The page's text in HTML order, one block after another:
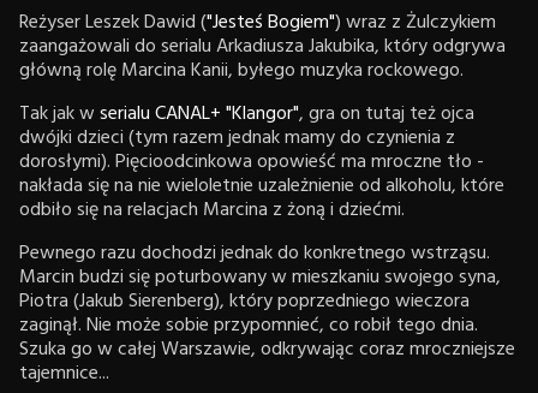
Reżyser Leszek Dawid ("Jesteś Bogiem") wraz z Żulczykiem
zaangażowali do serialu Arkadiusza Jakubika, który odgrywa
główną rolę Marcina Kanii, byłego muzyka rockowego.
Tak jak wserialu CANAL+ "Klangor", gra on tutaj też ojca
dwójki dzieci (tym razem jednak mamy do czynienia z
dorosłymi). Pięcioodcinkowa opowieść ma mroczne tło -
nakłada się na nie wieloletnie uzależnienie od alkoholu, które
odbiło się na relacjach Marcina z żoną i dziećmi.
Pewnego razu dochodzi jednak do konkretnego wstrząsu.
Marcin budzi się poturbowany w mieszkaniu swojego syna,
Piotra (Jakub Sierenberg), który poprzedniego wieczora
zaginął. Nie może sobie przypomnieć, co robił tego dnia.
Szuka go w całej Warszawie, odkrywając coraz mroczniejsze
tajemnice...